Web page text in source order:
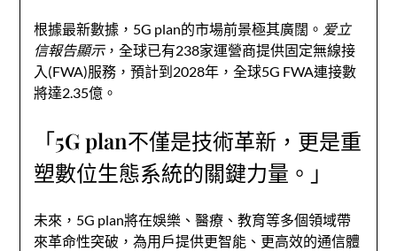
根據最新數據，5G plan的市場前景極其廣闊。 爱立
信報告顯示，全球已有238家運營商提供固定無線接
入(FWA)服務，預計到2028年，全球5G FWA連接數
將達2.35億。
「5G plan不僅是技術革新，更是重
塑數位生態系統的關鍵力量。」
未來，5G plan將在娛樂、醫療、教育等多個領域帶
來革命性突破，為用戶提供更智能、更高效的通信體